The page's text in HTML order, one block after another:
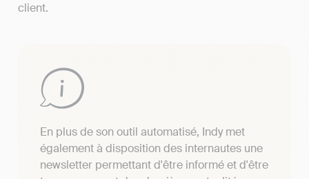
client.
En plus de son outil automatisé, Indy met
également à disposition des internautes une
newsletter permettant d'être informé et d'être